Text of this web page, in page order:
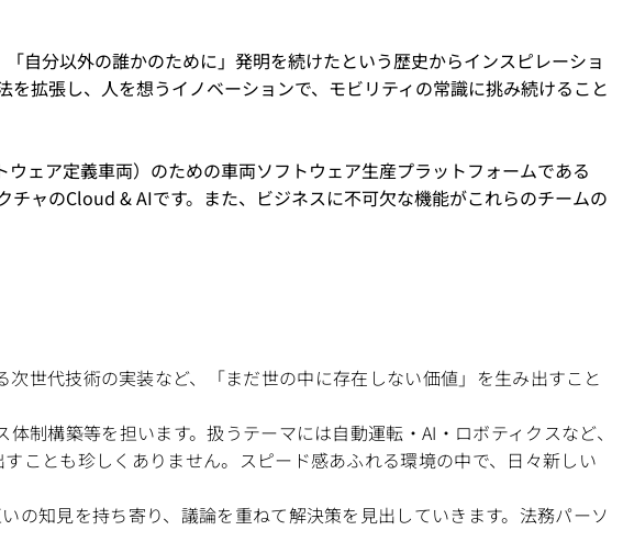
自分以外の誰かのために」発明を続けたという歴史からインスピレーショ
拡張し、人を想うイノベーションで、モビリティの常識に挑み続けること
ェア定義車両）のための車両ソフトウェア生産プラットフォームである
ャのCloud & AIです。また、ビジネスに不可欠な機能がこれらのチームの
世代技術の実装など、「まだ世の中に存在しない価値」を生み出すこと
制構築等を担います。扱うテーマには自動運転・AI・ロボティクスなど、
ことも珍しくありません。スピード感あふれる環境の中で、日々新しい
の知見を持ち寄り、議論を重ねて解決策を見出していきます。法務パーソ